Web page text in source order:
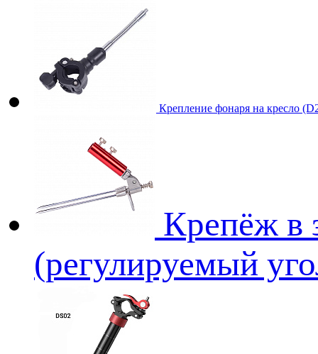
Крепление фонаря на кресло
Крепёж в
(регулируемый